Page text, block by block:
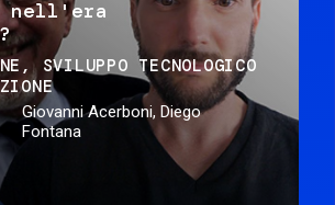
nell'era
SVILUPPO TECNOLOGICO
Giovanni Acerboni, Diego
Fontana